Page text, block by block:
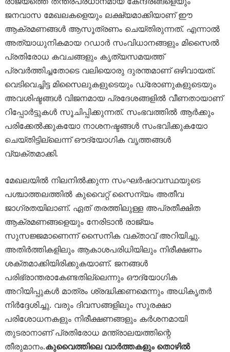
ജനവാസ മേഖലകളെയും ലക്ഷ്യമാക്കിയാണ് ഈ
ആക്രമണങ്ങൾ ആസൂത്രണം ചെയ്തിരുന്നത്. എന്നാൽ
അത്യാധുനികമായ റഡാർ സംവിധാനങ്ങളും മിസൈൽ
പ്രതിരോധ കവചങ്ങളും കൃത്യസമയത്ത്
പ്രവർത്തിച്ചതോടെ വലിയൊരു ദുരന്തമാണ് ഒഴിവായത്.
വെടിവെച്ചിട്ട മിസൈലുകളുടെയും ഡ്രോണുകളുടെയും
അവശിഷ്ടങ്ങൾ വിജനമായ പ്രദേശങ്ങളിൽ വീണതായാണ്
റിപ്പോർട്ടുകൾ സൂചിപ്പിക്കുന്നത്. സംഭവത്തിൽ ആർക്കും
പരിക്കേൽക്കുകയോ നാശനഷ്ടങ്ങൾ സംഭവിക്കുകയോ
ചെയ്തിട്ടില്ലെന്ന് ഔദ്യോഗിക വൃത്തങ്ങൾ
വ്യക്തമാക്കി.
മേഖലയിൽ നിലനിൽക്കുന്ന സംഘർഷാവസ്ഥയുടെ
പശ്ചാത്തലത്തിൽ കുവൈറ്റ് സൈന്യം അതീവ
ജാഗ്രതയിലാണ്. ഏത് തരത്തിലുള്ള അപ്രതീക്ഷിത
ആക്രമണങ്ങളെയും നേരിടാൻ രാജ്യം
സുസജ്ജമാണെന്ന് സൈനിക വക്താവ് അറിയിച്ചു.
അതിർത്തികളിലും ആകാശപരിധിയിലും നിരീക്ഷണം
ശക്തമാക്കിയിരിക്കുകയാണ്. ജനങ്ങൾ
പരിഭ്രാന്തരാകേണ്ടതില്ലെന്നും ഔദ്യോഗിക
അറിയിപ്പുകൾ മാത്രം ശ്രദ്ധിക്കണമെന്നും അധികൃതർ
നിർദ്ദേശിച്ചു. വരും ദിവസങ്ങളിലും സുരക്ഷാ
പരിശോധനകളും നിരീക്ഷണങ്ങളും കർശനമായി
തുടരാനാണ് പ്രതിരോധ മന്ത്രാലയത്തിന്റെ
തീരുമാനം.കുവൈത്തിലെ വാർത്തകളും തൊഴിൽ